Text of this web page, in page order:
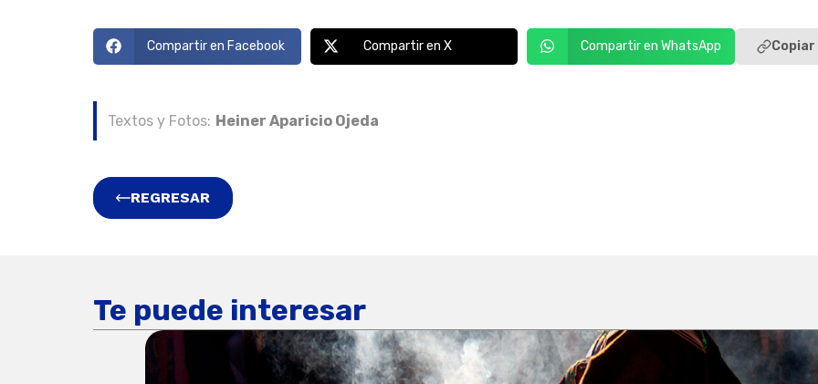
Compartir en Facebook Compartir en X Compartir en WhatsApp Copiar
Textos y Fotos: Heiner Aparicio Ojeda
REGRESAR
Te puede interesar